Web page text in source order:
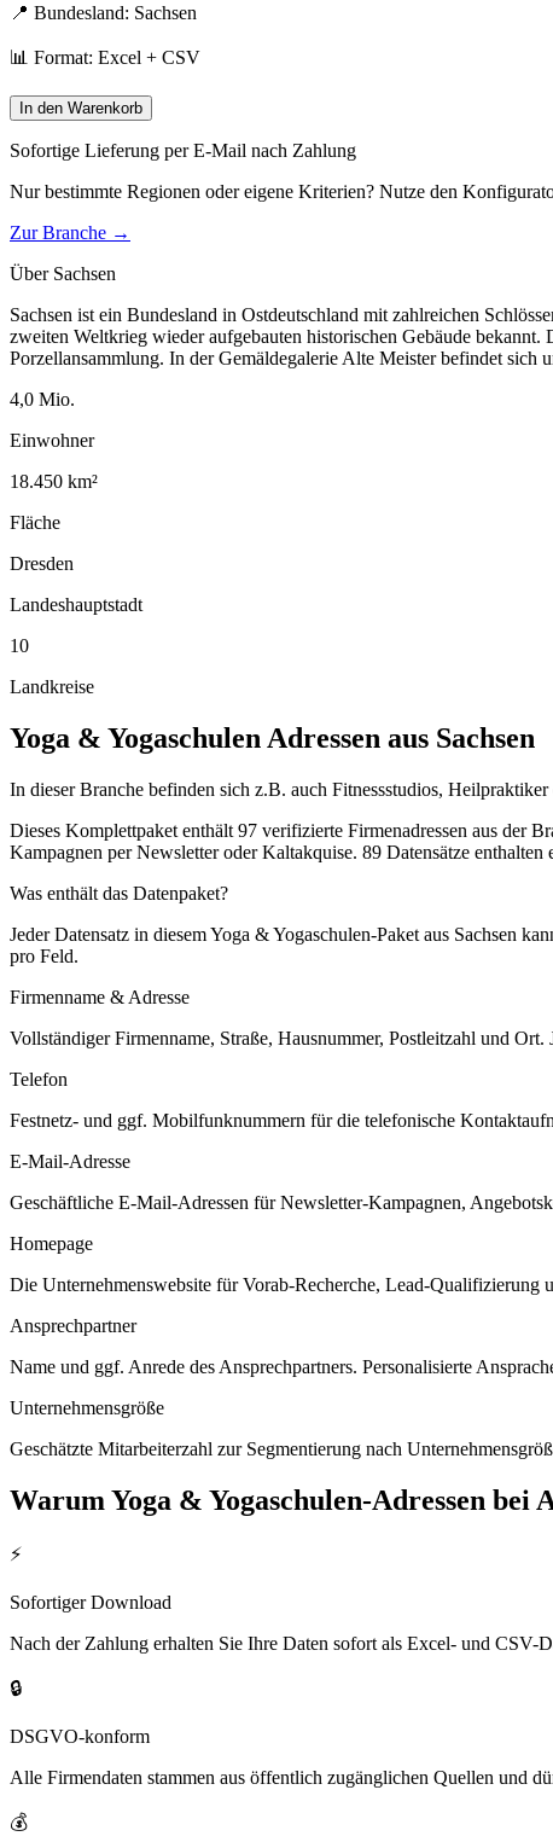
📍 Bundesland: Sachsen
📊 Format: Excel + CSV
In den Warenkorb
Sofortige Lieferung per E-Mail nach Zahlung
Nur bestimmte Regionen oder eigene Kriterien? Nutze den
Zur Branche →
Über Sachsen
Sachsen ist ein Bundesland in Ostdeutschland mit zahlreichen
zweiten Weltkrieg wieder aufgebauten historischen Gebäude
Porzellansammlung. In der Gemäldegalerie Alte Meister befindet sich
4,0 Mio.
Einwohner
18.450 km²
Fläche
Dresden
Landeshauptstadt
10
Landkreise
Yoga & Yogaschulen Adressen aus Sachsen
In dieser Branche befinden sich z.B. auch Fitnessstudios,
Dieses Komplettpaket enthält 97 verifizierte Firmenadressen aus der
Kampagnen per Newsletter oder Kaltakquise. 89 Datensätze
Was enthält das Datenpaket?
Jeder Datensatz in diesemYoga & Yogaschulen-Paket aus Sachsen
pro Feld.
Firmenname & Adresse
Vollständiger Firmenname, Straße, Hausnummer, Postleitzahl und
Telefon
Festnetz- und ggf. Mobilfunknummern für die telefonische
E-Mail-Adresse
Geschäftliche E-Mail-Adressen für Newsletter-Kampagnen,
Homepage
Die Unternehmenswebsite für Vorab-Recherche, Lead-
Ansprechpartner
Name und ggf. Anrede des Ansprechpartners. Personalisierte
Unternehmensgröße
Geschätzte Mitarbeiterzahl zur Segmentierung nach
Warum Yoga & Yogaschulen-Adressen bei
⚡
Sofortiger Download
Nach der Zahlung erhalten Sie Ihre Daten sofort als Excel- und CSV-
🔒
DSGVO-konform
Alle Firmendaten stammen aus öffentlich zugänglichen Quellen und
💰